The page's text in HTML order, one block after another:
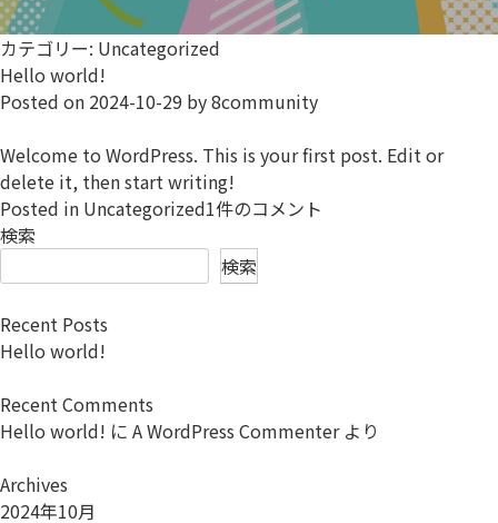
カテゴリー: Uncategorized
Hello world!
Posted on 2024-10-29 by8community
Welcome to WordPress. This is your first post. Edit or
delete it, then start writing!
Posted in UncategorizedHello
へ
の
1件のコメント
検索
検索
Recent Posts
Hello world!
Recent Comments
Hello world! に A WordPress Commenterより
Archives
2024年10月